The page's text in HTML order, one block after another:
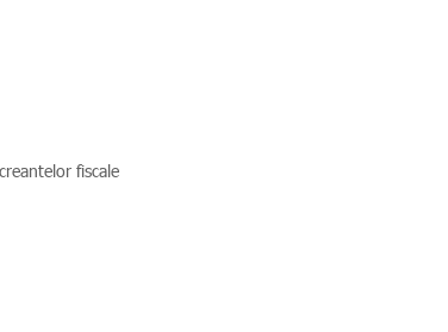
fiscale